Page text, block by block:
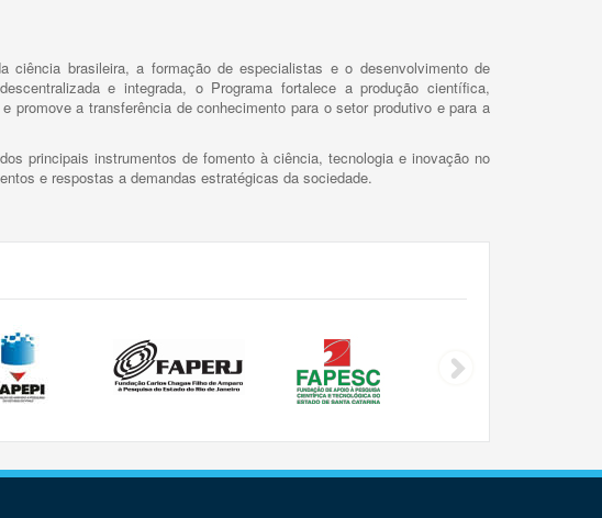
ciência brasileira, a formação de especialistas e o desenvolvimento de
e integrada, o Programa fortalece a produção científica,
promove a transferência de conhecimento para o setor produtivo e para a
principais instrumentos de fomento à ciência, tecnologia e inovação no
e respostas a demandas estratégicas da sociedade.